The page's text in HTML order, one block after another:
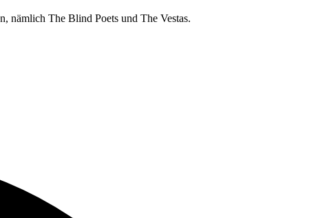
nämlich The Blind Poets und The Vestas.